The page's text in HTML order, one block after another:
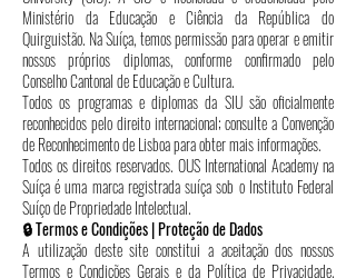
Ministério da Educação e Ciência da República do
Quirguistão. Na Suíça, temos permissão para operar e emitir
nossos próprios diplomas, conforme confirmado pelo
Conselho Cantonal de Educação e Cultura.
Todos os programas e diplomas da SIU são oficialmente
reconhecidos pelo direito internacional; consulte a Convenção
de Reconhecimento de Lisboa para obter mais informações.
Todos os direitos reservados. OUS International Academy na
Suíça é uma marca registrada suíça sob o Instituto Federal
Suíço de Propriedade Intelectual.
🔒 Termos e Condições | Proteção de Dados
A utilização deste site constitui a aceitação dos nossos
Termos e Condições Gerais e da Política de Privacidade.